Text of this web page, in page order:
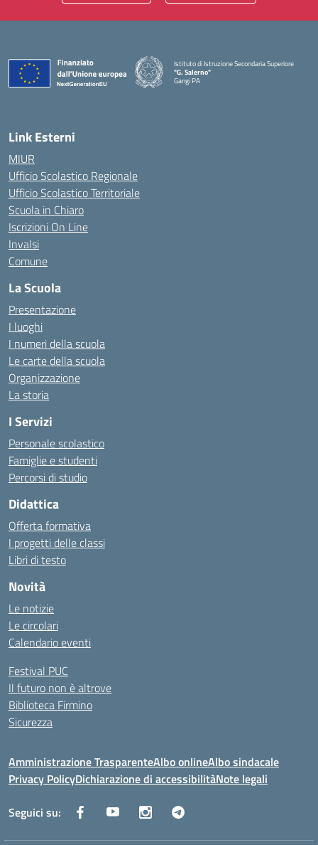
Istituto di Istruzione Secondaria Superiore
"G. Salerno"
Gangi PA
— Visita la pagina iniziale della scuola
Link Esterni
MIUR
Ufficio Scolastico Regionale
Ufficio Scolastico Territoriale
Scuola in Chiaro
Iscrizioni On Line
Invalsi
Comune
La Scuola
Presentazione
I luoghi
I numeri della scuola
Le carte della scuola
Organizzazione
La storia
I Servizi
Personale scolastico
Famiglie e studenti
Percorsi di studio
Didattica
Offerta formativa
I progetti delle classi
Libri di testo
Novità
Le notizie
Le circolari
Calendario eventi
Festival PUC
Il futuro non è altrove
Biblioteca Firmino
Sicurezza
Amministrazione TrasparenteAlbo onlineAlbo sindacale
Privacy PolicyDichiarazione di accessibilitàNote legali
Seguici su: